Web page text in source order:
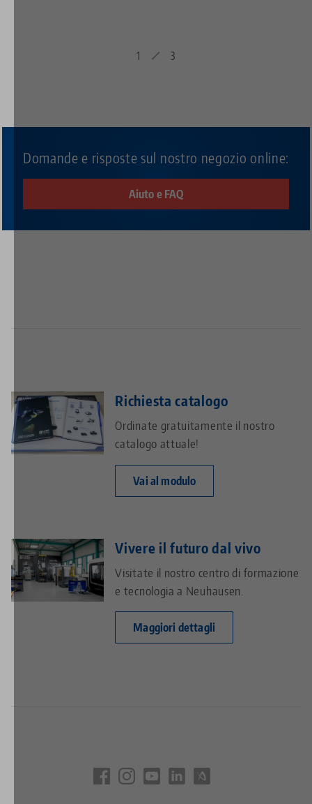
1 3
Domande e risposte sul nostro negozio online:
Aiuto e FAQ
Richiesta catalogo
Ordinate gratuitamente il nostro
catalogo attuale!
Vai al modulo
Vivere il futuro dal vivo
Visitate il nostro centro di formazione
e tecnologia a Neuhausen.
Maggiori dettagli